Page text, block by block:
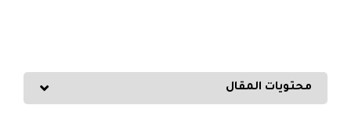
محتويات المقال